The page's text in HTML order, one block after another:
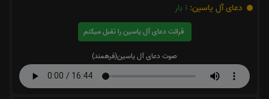
دعای آل یاسین: 1 بار
قرائت دعای آل یاسین را تقبل میکنم
صوت دعای آل یاسین(فرهمند)